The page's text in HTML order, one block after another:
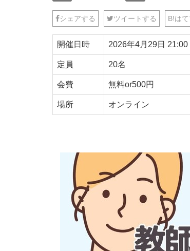
シェアする ツイートする B!は
開催日時 2026年4月29日 21:00
定員 20名
会費 無料or500円
場所 オンライン